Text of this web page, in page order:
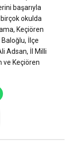
başarıyla
okulda
Keçiören
İlçe
Adsan, İl Milli
ve Keçiören